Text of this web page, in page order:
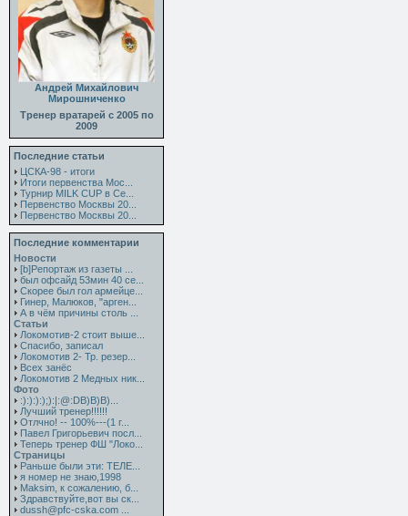
Андрей Михайлович
Мирошниченко
Тренер вратарей с 2005 по
2009
Последние статьи
ЦСКА-98 - итоги
Итоги первенства Мос...
Турнир MILK CUP в Се...
Первенство Москвы 20...
Первенство Москвы 20...
Последние комментарии
Новости
[b]Репортаж из газеты ...
был офсайд 53мин 40 се...
Скорее был гол армейце...
Гинер, Малюков, "арген...
А в чём причины столь ...
Статьи
Локомотив-2 стоит выше...
Спасибо, записал
Локомотив 2- Тр. резер...
Всех занёс
Локомотив 2 Медных ник...
Фото
:):):):);):|:@:DB)B)B)...
Лучший тренер!!!!!!
Отлчно! -- 100%---(1 г...
Павел Григорьевич посл...
Теперь тренер ФШ "Локо...
Страницы
Раньше были эти: ТЕЛЕ...
я номер не знаю,1998
Maksim, к сожалению, б...
Здравствуйте,вот вы ск...
dussh@pfc-cska.com ...